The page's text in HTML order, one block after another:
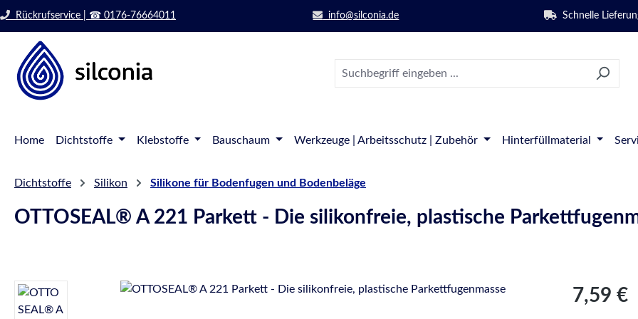
Hauptinhalt springen
Zur Suche springen
Zur Hauptnavigation springen
Rückrufservice | ☎ 0176-76664011 info@silconia.de Schnelle
Home Dichtstoffe Klebstoffe Bauschaum Werkzeuge | Arbeitsschutz | Zubehör Hinterfüllmaterial
Dichtstoffe Silikon Silikone für Bodenfugen und Bodenbeläge
OTTOSEAL® A 221 Parkett - Die silikonfreie, plastische
Bildergalerie überspringen Regulärer
7,59 €